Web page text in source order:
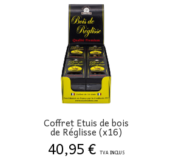
Coffret Etuis de bois
de Réglisse (x16)
40,95€ TVA INCLUS